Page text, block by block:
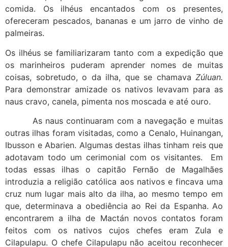
comida. Os ilhéus encantados com os presentes,
ofereceram pescados, bananas e um jarro de vinho de
palmeiras.
Os ilhéus se familiarizaram tanto com a expedição que
os marinheiros puderam aprender nomes de muitas
coisas, sobretudo, o da ilha, que se chamava Zúluan.
Para demonstrar amizade os nativos levavam para as
naus cravo, canela, pimenta nos moscada e até ouro.
As naus continuaram com a navegação e muitas
outras ilhas foram visitadas, como a Cenalo, Huinangan,
Ibusson e Abarien. Algumas destas ilhas tinham reis que
adotavam todo um cerimonial com os visitantes. Em
todas essas ilhas o capitão Fernão de Magalhães
introduzia a religião católica aos nativos e fincava uma
cruz num lugar mais alto da ilha, ao mesmo tempo em
que, determinava a obediência ao Rei da Espanha. Ao
encontrarem a ilha de Mactán novos contatos foram
feitos com os nativos cujos chefes eram Zula e
Cilapulapu. O chefe Cilapulapu não aceitou reconhecer